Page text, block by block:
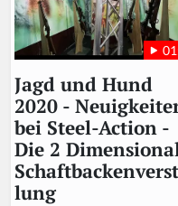
Jagd und Hund
2020 -
bei Steel-Action -
Die 2
lung